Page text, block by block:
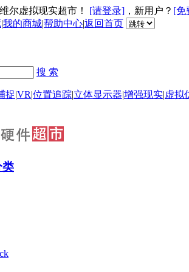
尔虚拟现实超市！ [请登录] ，新用户？ [免
|我的商城|帮助中心|返回首页
搜 索
捉|VR|位置追踪|立体显示器|增强现实|虚拟
类